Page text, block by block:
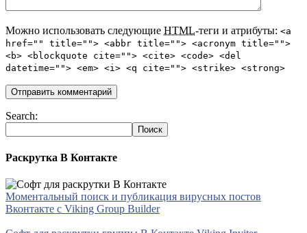
Можно использовать следующие HTML-теги и атрибуты: <a
href="" title=""> <abbr title=""> <acronym title="">
<b> <blockquote cite=""> <cite> <code> <del
datetime=""> <em> <i> <q cite=""> <strike> <strong>
Search:
Раскрутка В Контакте
Моментальный поиск и публикация вирусных постов
Вконтакте с Viking Group Builder